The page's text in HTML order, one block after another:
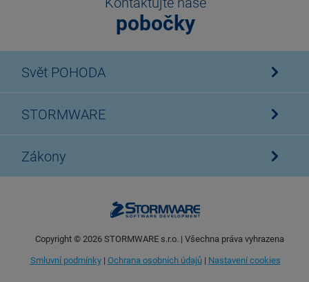
pobočky
Svět POHODA
STORMWARE
Zákony
Copyright © 2026STORMWARE s.r.o. | Všechna práva vyhrazena
Smluvní podmínky| Ochrana osobních údajů| Nastavení cookies